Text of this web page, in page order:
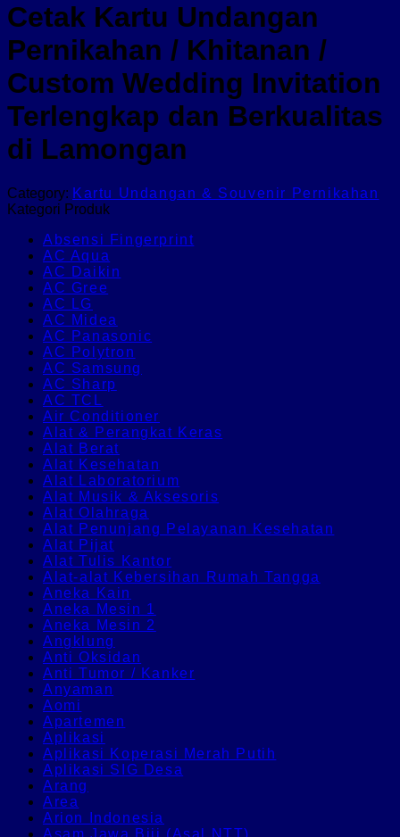
Cetak Kartu Undangan
Pernikahan / Khitanan /
Custom Wedding Invitation
Terlengkap dan Berkualitas
di Lamongan
Category: Kartu Undangan & Souvenir Pernikahan
Kategori Produk
Absensi Fingerprint
AC Aqua
AC Daikin
AC Gree
AC LG
AC Midea
AC Panasonic
AC Polytron
AC Samsung
AC Sharp
AC TCL
Air Conditioner
Alat & Perangkat Keras
Alat Berat
Alat Kesehatan
Alat Laboratorium
Alat Musik & Aksesoris
Alat Olahraga
Alat Penunjang Pelayanan Kesehatan
Alat Pijat
Alat Tulis Kantor
Alat-alat Kebersihan Rumah Tangga
Aneka Kain
Aneka Mesin 1
Aneka Mesin 2
Angklung
Anti Oksidan
Anti Tumor / Kanker
Anyaman
Aomi
Apartemen
Aplikasi
Aplikasi Koperasi Merah Putih
Aplikasi SIG Desa
Arang
Area
Arion Indonesia
Asam Jawa Biji (Asal NTT)